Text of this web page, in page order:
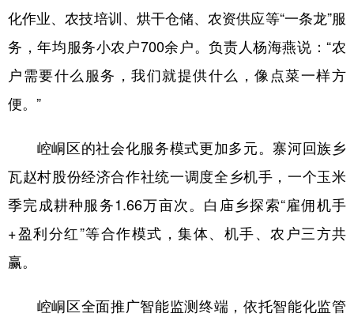
化作业、农技培训、烘干仓储、农资供应等“一条龙”服
务，年均服务小农户700余户。负责人杨海燕说：“农
户需要什么服务，我们就提供什么，像点菜一样方
便。”
崆峒区的社会化服务模式更加多元。寨河回族乡
瓦赵村股份经济合作社统一调度全乡机手，一个玉米
季完成耕种服务1.66万亩次。白庙乡探索“雇佣机手
+盈利分红”等合作模式，集体、机手、农户三方共
赢。
崆峒区全面推广智能监测终端，依托智能化监管